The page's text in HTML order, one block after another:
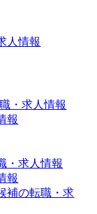
人情報
・求人情報
報
・求人情報
報
補の転職・求